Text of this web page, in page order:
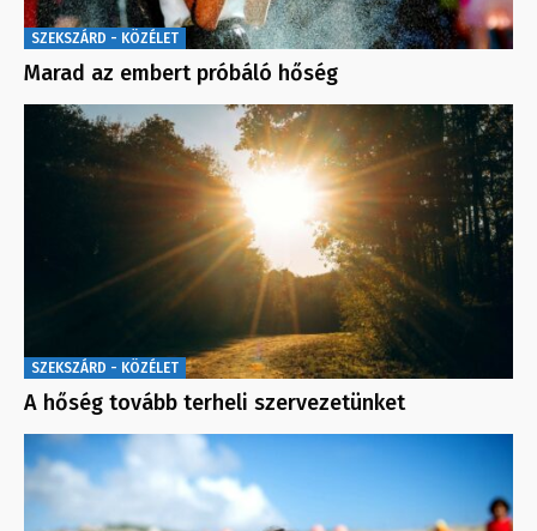
SZEKSZÁRD - KÖZÉLET
Marad az embert próbáló hőség
SZEKSZÁRD - KÖZÉLET
A hőség tovább terheli szervezetünket